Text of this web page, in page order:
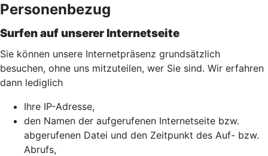
Personenbezug
Surfen auf unserer Internetseite
Sie können unsere Internetpräsenz grundsätzlich
besuchen, ohne uns mitzuteilen, wer Sie sind. Wir erfahren
dann lediglich
Ihre IP-Adresse,
den Namen der aufgerufenen Internetseite bzw.
abgerufenen Datei und den Zeitpunkt des Auf- bzw.
Abrufs,